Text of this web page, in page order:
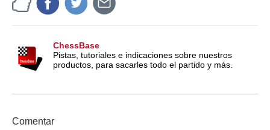
ChessBase
Pistas, tutoriales e indicaciones sobre nuestros
productos, para sacarles todo el partido y más.
Comentar